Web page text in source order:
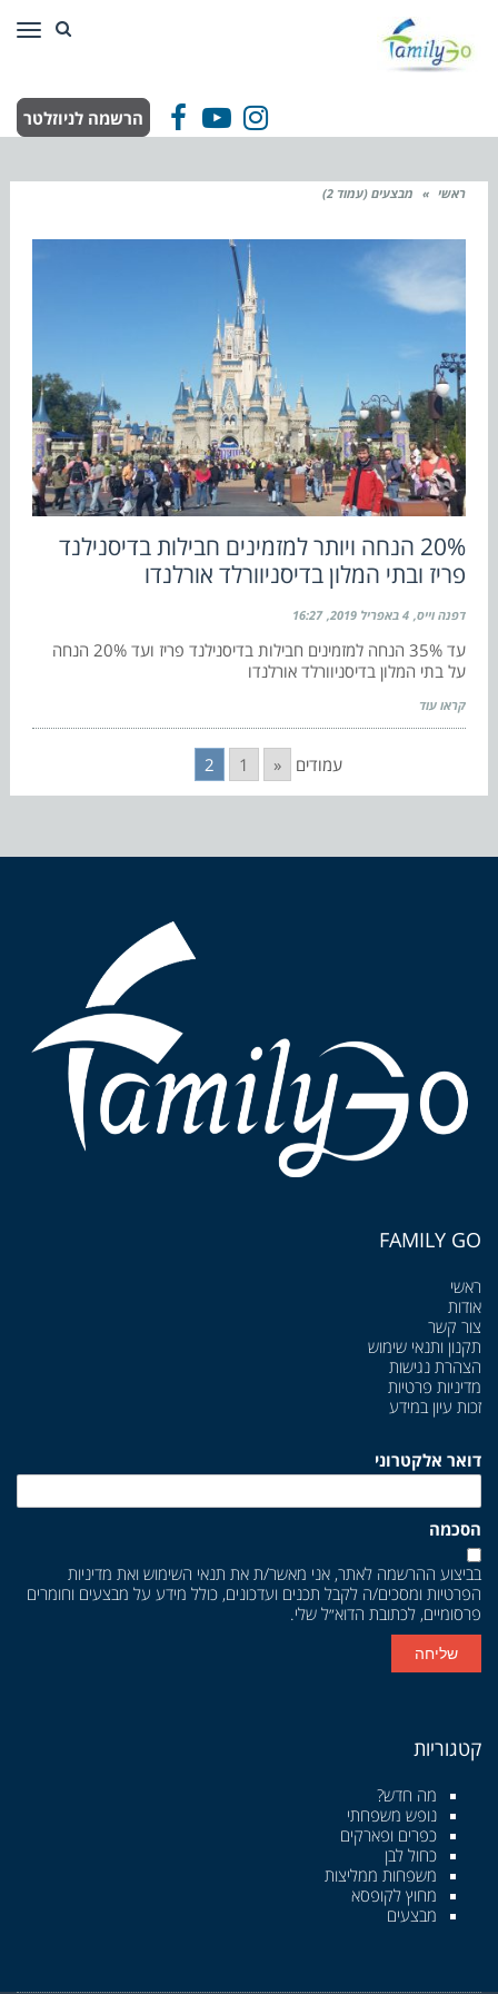
Facebook
YouTube
Instagram הרשמה לניוזלטר
ראשי » מבצעים (עמוד 2)
20% הנחה ויותר למזמינים חבילות בדיסנילנד
פריז ובתי המלון בדיסניוורלד אורלנדו
דפנה וייס 4 באפריל 2019 16:27
עד 35% הנחה למזמינים חבילות בדיסנילנד פריז ועד 20% הנחה
על בתי המלון בדיסניוורלד אורלנדו
קראו עוד
עמודים «
1
2
FAMILY GO
ראשי
אודות
צור קשר
תקנון ותנאי שימוש
הצהרת נגישות
מדיניות פרטיות
זכות עיון במידע
דואר אלקטרוני
הסכמה
בביצוע ההרשמה לאתר, אני מאשר/ת את תנאי השימוש ואת מדיניות
הפרטיות ומסכים/ה לקבל תכנים ועדכונים, כולל מידע על מבצעים וחומרים
פרסומיים, לכתובת הדוא״ל שלי.
שליחה
קטגוריות
מה חדש?
נופש משפחתי
כפרים ופארקים
כחול לבן
משפחות ממליצות
מחוץ לקופסא
מבצעים